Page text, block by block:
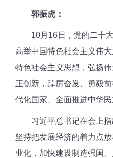
郭振虎：
10月16日，党的二十
高举中国特色社会主义伟
特色社会主义思想，弘扬
正创新，踔厉奋发、勇毅
代化国家、全面推进中华
习近平总书记在会上
坚持把发展经济的着力点
业化，加快建设制造强国